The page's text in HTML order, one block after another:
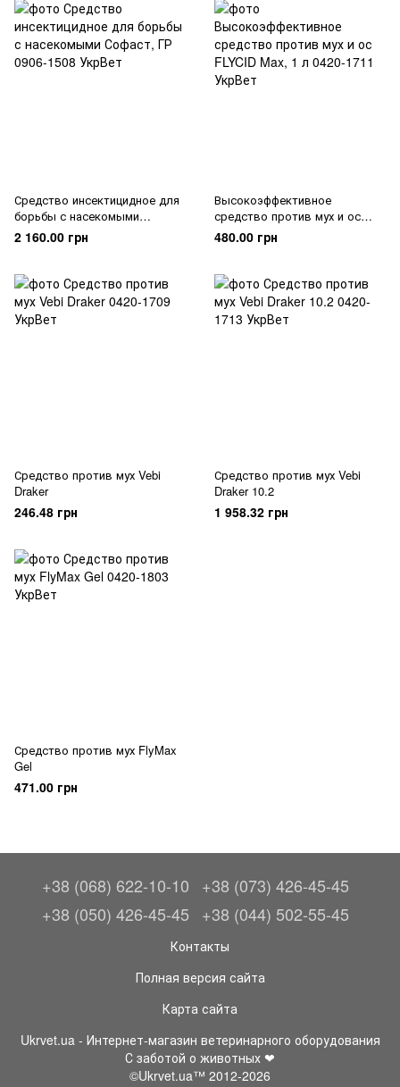
Средство инсектицидное для
борьбы с насекомыми
Софаст, ГР
2 160.00 грн
Высокоэффективное
средство против мух и ос
FLYCID Max, 1 л
480.00 грн
Средство против мух Vebi
Draker
246.48 грн
Средство против мух Vebi
Draker 10.2
1 958.32 грн
Средство против мух FlyMax
Gel
471.00 грн
+38 (068) 622-10-10
+38 (073) 426-45-45
+38 (050) 426-45-45
+38 (044) 502-55-45
Контакты
Полная версия сайта
Карта сайта
Ukrvet.ua - Интернет-магазин ветеринарного оборудования
С заботой о животных ❤
©Ukrvet.ua™ 2012-2026